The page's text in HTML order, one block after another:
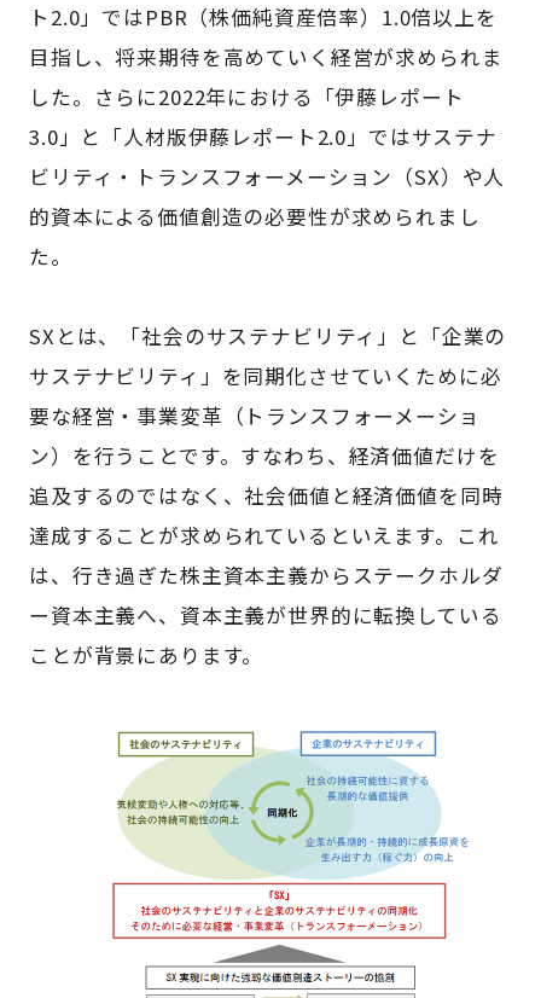
ト2.0」ではPBR（株価純資産倍率）1.0倍以上を
目指し、将来期待を高めていく経営が求められま
した。さらに2022年における「伊藤レポート
3.0」と「人材版伊藤レポート2.0」ではサステナ
ビリティ・トランスフォーメーション（SX）や人
的資本による価値創造の必要性が求められまし
た。
SXとは、「社会のサステナビリティ」と「企業の
サステナビリティ」を同期化させていくために必
要な経営・事業変革（トランスフォーメーショ
ン）を行うことです。すなわち、経済価値だけを
追及するのではなく、社会価値と経済価値を同時
達成することが求められているといえます。これ
は、行き過ぎた株主資本主義からステークホルダ
ー資本主義へ、資本主義が世界的に転換している
ことが背景にあります。